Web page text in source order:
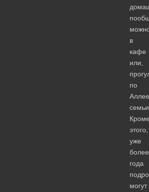
в
кафе
или,
по
Аллее
этого,
уже
более
года
могут